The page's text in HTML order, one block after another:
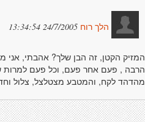
הלך רוח 24/7/2005 13:34:54
המזיק הקטן, זה הבן שלך? אהבתי, אני
הרבה , פעם אחר פעם, וכל פעם למרות
מהדהד לקח, והמטבע מצטלצל, צלול